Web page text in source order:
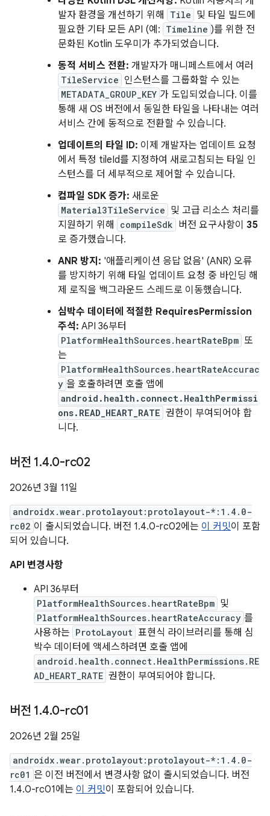
발자 환경을 개선하기 위해
Tile 및 타일 빌드에
필요한 기타 모든 API (예: Timeline )를 위한 전
문화된 Kotlin 도우미가 추가되었습니다.
동적 서비스 전환: 개발자가 매니페스트에서 여러
TileService 인스턴스를 그룹화할 수 있는
METADATA_GROUP_KEY 가 도입되었습니다. 이를
통해 새 OS 버전에서 동일한 타일을 나타내는 여러
서비스 간에 동적으로 전환할 수 있습니다.
업데이트의 타일 ID: 이제 개발자는 업데이트 요청
에서 특정 tileId를 지정하여 새로고침되는 타일 인
스턴스를 더 세부적으로 제어할 수 있습니다.
컴파일 SDK 증가: 새로운
Material3TileService 및 고급 리소스 처리를
지원하기 위해
compileSdk 버전 요구사항이 35
로 증가했습니다.
ANR 방지: '애플리케이션 응답 없음' (ANR) 오류
를 방지하기 위해 타일 업데이트 요청 중 바인딩 해
제 로직을 백그라운드 스레드로 이동했습니다.
심박수 데이터에 적절한 RequiresPermission
주석: API 36부터
PlatformHealthSources.heartRateBpm 또
는
PlatformHealthSources.heartRateAccurac
y 을 호출하려면 호출 앱에
android.health.connect.HealthPermissi
ons.READ_HEART_RATE 권한이 부여되어야 합
니다.
버전 1.4.0-rc02
2026년 3월 11일
androidx.wear.protolayout:protolayout-*:1.4.0-
rc02 이 출시되었습니다. 버전 1.4.0-rc02에는 이 커밋이 포함
되어 있습니다.
API 변경사항
API 36부터
PlatformHealthSources.heartRateBpm 및
PlatformHealthSources.heartRateAccuracy 를
사용하는 ProtoLayout 표현식 라이브러리를 통해 심
박수 데이터에 액세스하려면 호출 앱에
android.health.connect.HealthPermissions.RE
AD_HEART_RATE 권한이 부여되어야 합니다.
버전 1.4.0-rc01
2026년 2월 25일
androidx.wear.protolayout:protolayout-*:1.4.0-
rc01 은 이전 버전에서 변경사항 없이 출시되었습니다. 버전
1.4.0-rc01에는 이 커밋이 포함되어 있습니다.